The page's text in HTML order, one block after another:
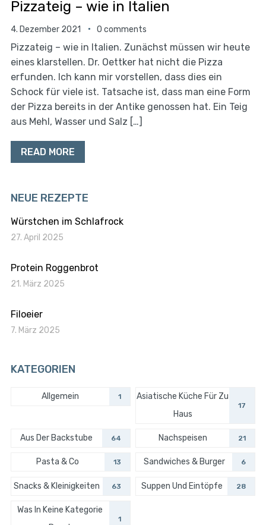
Pizzateig – wie in Italien
4. Dezember 2021 0 comments
Pizzateig – wie in Italien. Zunächst müssen wir heute
eines klarstellen. Dr. Oettker hat nicht die Pizza
erfunden. Ich kann mir vorstellen, dass dies ein
Schock für viele ist. Tatsache ist, dass man eine Form
der Pizza bereits in der Antike genossen hat. Ein Teig
aus Mehl, Wasser und Salz […]
READ MORE
NEUE REZEPTE
Würstchen im Schlafrock
27. April 2025
Protein Roggenbrot
21. März 2025
Filoeier
7. März 2025
KATEGORIEN
Allgemein 1
Asiatische Küche Für Zu
Haus
17
Aus Der Backstube 64 Nachspeisen 21
Pasta & Co 13 Sandwiches & Burger 6
Snacks & Kleinigkeiten 63 Suppen Und Eintöpfe 28
Was In Keine Kategorie
1